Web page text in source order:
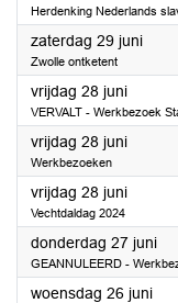
Herdenking Nederlands
zaterdag 29 juni2024
Zwolle ontketent
vrijdag 28 juni2024
VERVALT - Werkbezoek
vrijdag 28 juni2024
Werkbezoeken
vrijdag 28 juni2024
Vechtdaldag 2024
donderdag 27 juni
GEANNULEERD -
woensdag 26 juni2024